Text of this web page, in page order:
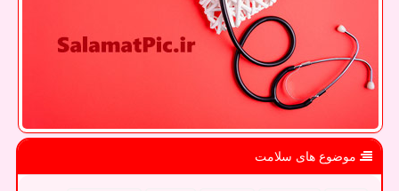
موضوع های سلامت